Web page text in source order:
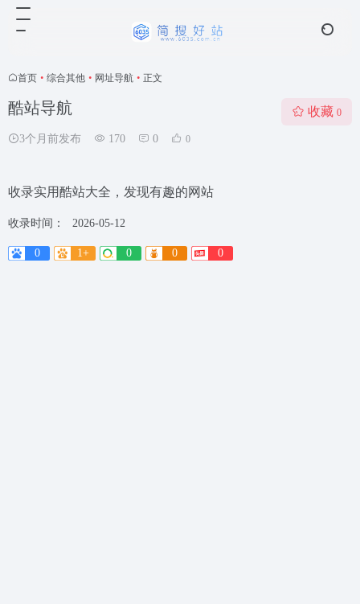
首页 • 综合其他 • 网址导航 • 正文
酷站导航
3个月前发布 170 0 0
收藏 0
收录实用酷站大全，发现有趣的网站
收录时间： 2026-05-12
0 1+ 0 0 0